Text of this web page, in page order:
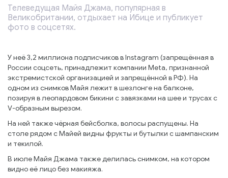
Телеведущая Майя Джама, популярная в
Великобритании, отдыхает на Ибице и публикует
фото в соцсетях.
У неё 3,2 миллиона подписчиков в Instagram (запрещённая в
России соцсеть, принадлежит компании Meta, признанной
экстремистской организацией и запрещённой в РФ). На
одном из снимков Майя лежит в шезлонге на балконе,
позируя в леопардовом бикини с завязками на шее и трусах с
V-образным вырезом.
На ней также чёрная бейсболка, волосы распущены. На
столе рядом с Майей видны фрукты и бутылки с шампанским
и текилой.
В июле Майя Джама также делилась снимком, на котором
видно её лицо без макияжа.